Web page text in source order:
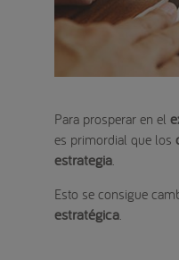
Para prosperar en el
es primordial que los
estrategia
Esto se consigue
estratégica